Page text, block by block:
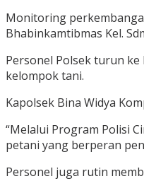
Monitoring
Bhabinkamtibmas Kel.
Personel Polsek turun
kelompok tani.
Kapolsek Bina Widya
“Melalui Program Polisi
petani yang berperan
Personel juga rutin